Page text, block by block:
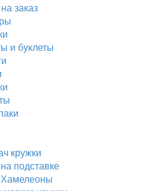
заказ
и буклеты
кружки
подставке